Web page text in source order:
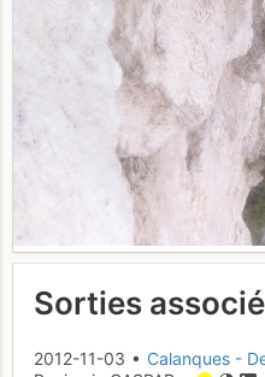
Sorties
2012-11-03 • Calanques -